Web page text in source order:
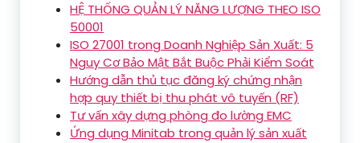
HỆ THỐNG QUẢN LÝ NĂNG LƯỢNG THEO ISO
50001
ISO 27001 trong Doanh Nghiệp Sản Xuất: 5
Nguy Cơ Bảo Mật Bắt Buộc Phải Kiểm Soát
Hướng dẫn thủ tục đăng ký chứng nhận
hợp quy thiết bị thu phát vô tuyến (RF)
Tư vấn xây dựng phòng đo lường EMC
Ứng dụng Minitab trong quản lý sản xuất